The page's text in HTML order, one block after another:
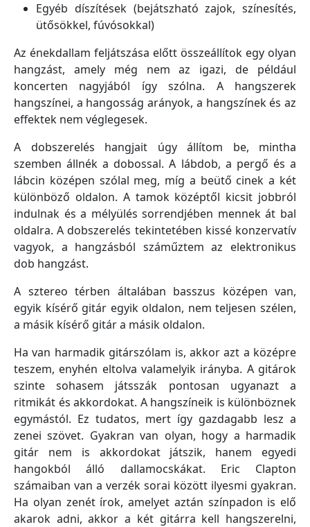
Egyéb díszítések (bejátszható zajok, színesítés,
ütősökkel, fúvósokkal)
Az énekdallam feljátszása előtt összeállítok egy olyan
hangzást, amely még nem az igazi, de például
koncerten nagyjából így szólna. A hangszerek
hangszínei, a hangosság arányok, a hangszínek és az
effektek nem véglegesek.
A dobszerelés hangjait úgy állítom be, mintha
szemben állnék a dobossal. A lábdob, a pergő és a
lábcin középen szólal meg, míg a beütő cinek a két
különböző oldalon. A tamok középtől kicsit jobbról
indulnak és a mélyülés sorrendjében mennek át bal
oldalra. A dobszerelés tekintetében kissé konzervatív
vagyok, a hangzásból száműztem az elektronikus
dob hangzást.
A sztereo térben általában basszus középen van,
egyik kísérő gitár egyik oldalon, nem teljesen szélen,
a másik kísérő gitár a másik oldalon.
Ha van harmadik gitárszólam is, akkor azt a középre
teszem, enyhén eltolva valamelyik irányba. A gitárok
szinte sohasem játsszák pontosan ugyanazt a
ritmikát és akkordokat. A hangszíneik is különböznek
egymástól. Ez tudatos, mert így gazdagabb lesz a
zenei szövet. Gyakran van olyan, hogy a harmadik
gitár nem is akkordokat játszik, hanem egyedi
hangokból álló dallamocskákat. Eric Clapton
számaiban van a verzék sorai között ilyesmi gyakran.
Ha olyan zenét írok, amelyet aztán színpadon is elő
akarok adni, akkor a két gitárra kell hangszerelni,